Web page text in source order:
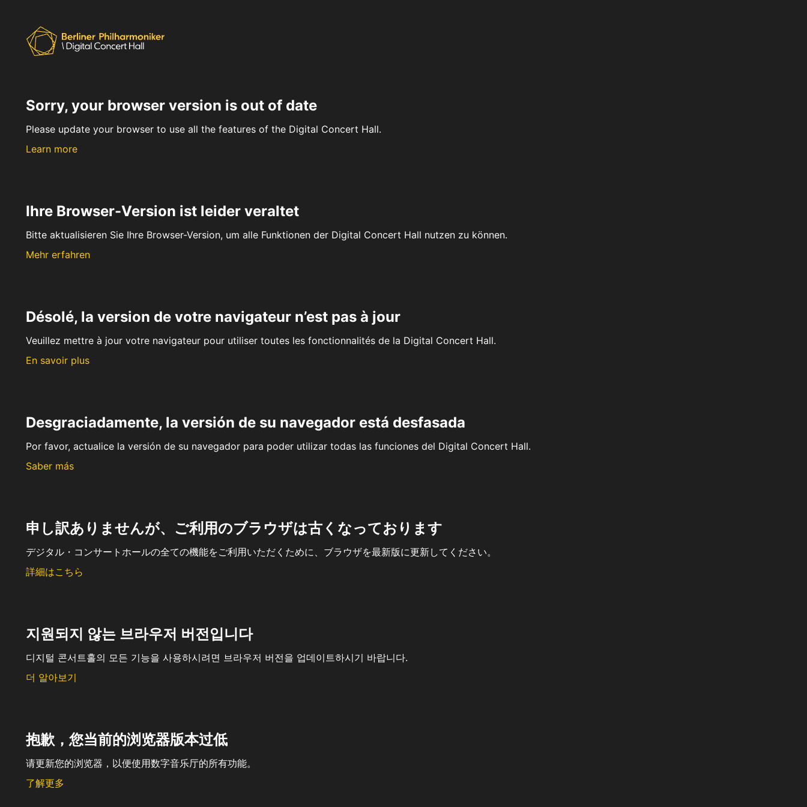
Sorry, your browser version is out of date
Please update your browser to use all the features of the Digital Concert Hall.
Learn more
Ihre Browser-Version ist leider veraltet
Bitte aktualisieren Sie Ihre Browser-Version, um alle Funktionen der Digital Concert Hall nutzen zu können.
Mehr erfahren
Désolé, la version de votre navigateur n’est pas à jour
Veuillez mettre à jour votre navigateur pour utiliser toutes les fonctionnalités de la Digital Concert Hall.
En savoir plus
Desgraciadamente, la versión de su navegador está desfasada
Por favor, actualice la versión de su navegador para poder utilizar todas las funciones del Digital Concert Hall.
Saber más
申し訳ありませんが、ご利用のブラウザは古くなっております
デジタル・コンサートホールの全ての機能をご利用いただくために、ブラウザを最新版に更新してください。
詳細はこちら
지원되지 않는 브라우저 버전입니다
디지털 콘서트홀의 모든 기능을 사용하시려면 브라우저 버전을 업데이트하시기 바랍니다.
더 알아보기
抱歉，您当前的浏览器版本过低
请更新您的浏览器，以便使用数字音乐厅的所有功能。
了解更多